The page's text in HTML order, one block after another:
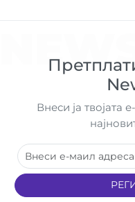
Внеси ја твојата